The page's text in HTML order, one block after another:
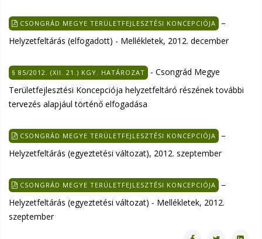
CSONGRÁD MEGYE TERÜLETFEJLESZTÉSI KONCEPCIÓJA
–
Helyzetfeltárás (elfogadott) - Mellékletek, 2012. december
§ 85/2012. (XII. 21.) KGY. HATÁROZAT
- Csongrád Megye
Területfejlesztési Koncepciója helyzetfeltáró részének további
tervezés alapjául történő elfogadása
CSONGRÁD MEGYE TERÜLETFEJLESZTÉSI KONCEPCIÓJA
–
Helyzetfeltárás (egyeztetési változat), 2012. szeptember
CSONGRÁD MEGYE TERÜLETFEJLESZTÉSI KONCEPCIÓJA
–
Helyzetfeltárás (egyeztetési változat) - Mellékletek, 2012.
szeptember